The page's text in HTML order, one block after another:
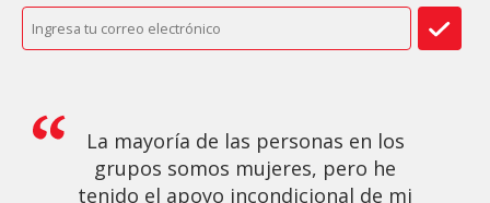
La mayoría de las personas en los
grupos somos mujeres, pero he
tenido el apoyo incondicional de mi